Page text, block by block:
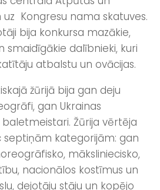
Kongresu nama skatuves.
bija konkursa mazākie,
smaidīgākie dalībnieki, kuri
atbalstu un ovācijas.
žūrijā bija gan deju
gan Ukrainas
Žūrija vērtēja
septiņām kategorijām: gan
māksliniecisko,
nacionālos kostīmus un
dejotāju stāju un kopējo